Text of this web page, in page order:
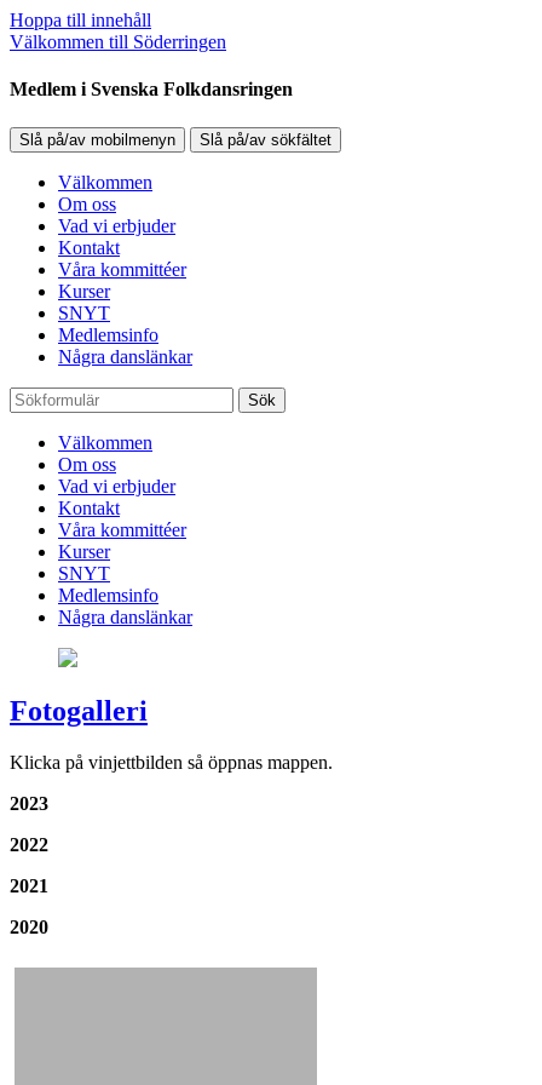
Hoppa till innehåll
Välkommen till Söderringen
Medlem i Svenska Folkdansringen
Slå på/av mobilmenyn Slå på/av sökfältet
Välkommen
Om oss
Vad vi erbjuder
Kontakt
Våra kommittéer
Kurser
SNYT
Medlemsinfo
Några danslänkar
Sök
Välkommen
Om oss
Vad vi erbjuder
Kontakt
Våra kommittéer
Kurser
SNYT
Medlemsinfo
Några danslänkar
Fotogalleri
Klicka på vinjettbilden så öppnas mappen.
2023
2022
2021
2020